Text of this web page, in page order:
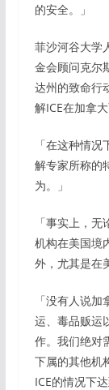
的安全。」
菲沙河谷大学
金会顾问克尔
达州的致命行
解ICE在加拿
「在这种情
解专家所称的
为。」
「事实上，
机构在美国境
外，尤其是在
「没有人说
运、毒品贩运
作。我们绝对
下属的其他机
ICE的情况下